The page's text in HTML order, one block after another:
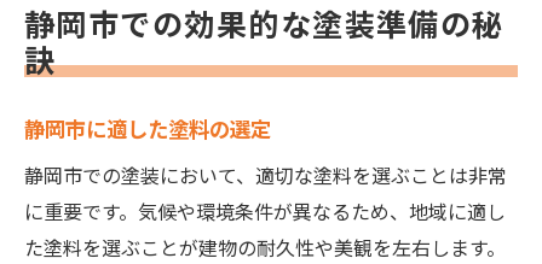
静岡市での効果的な塗装準備の秘
訣
静岡市に適した塗料の選定
静岡市での塗装において、適切な塗料を選ぶことは非常
に重要です。気候や環境条件が異なるため、地域に適し
た塗料を選ぶことが建物の耐久性や美観を左右します。